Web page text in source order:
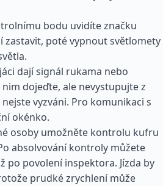
bodu uvidíte značku
zastavit, poté vypnout světlomety
dají signál rukama nebo
dojeďte, ale nevystupujte z
vyzváni. Pro komunikaci s
okénko.
osoby umožněte kontrolu kufru
absolvování kontroly můžete
po povolení inspektora. Jízda by
prudké zrychlení může